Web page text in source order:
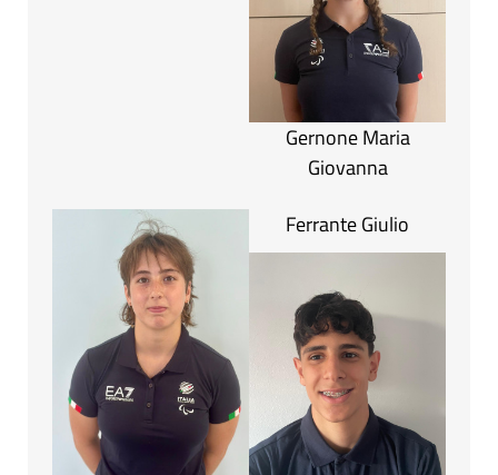
Gernone Maria
Giovanna
Ferrante Giulio